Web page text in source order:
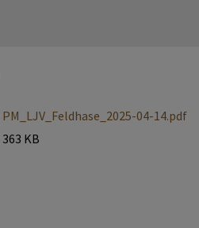
PM_LJV_Feldhase_2025-04-14.pdf
363 KB